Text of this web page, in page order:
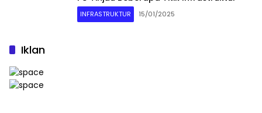
INFRASTRUKTUR 15/01/2025
Iklan